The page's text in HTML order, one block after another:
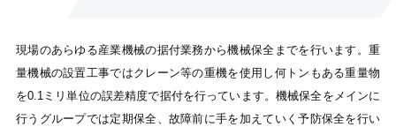
現場のあらゆる産業機械の据付業務から機械保全までを行います。重
量機械の設置工事ではクレーン等の重機を使用し何トンもある重量物
を0.1ミリ単位の誤差精度で据付を行っています。機械保全をメインに
行うグループでは定期保全、故障前に手を加えていく予防保全を行い